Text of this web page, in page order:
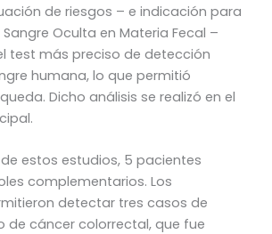
de riesgos – e indicación para
Oculta en Materia Fecal –
test más preciso de detección
humana, lo que permitió
Dicho análisis se realizó en el
estos estudios, 5 pacientes
complementarios. Los
detectar tres casos de
de cáncer colorrectal, que fue